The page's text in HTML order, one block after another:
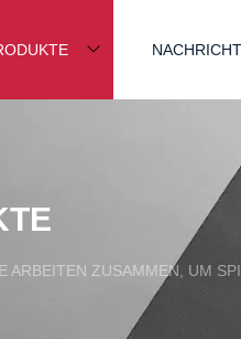
NACHRICHT
ZUSAMMEN, UM